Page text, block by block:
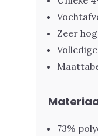
Zeer
73%